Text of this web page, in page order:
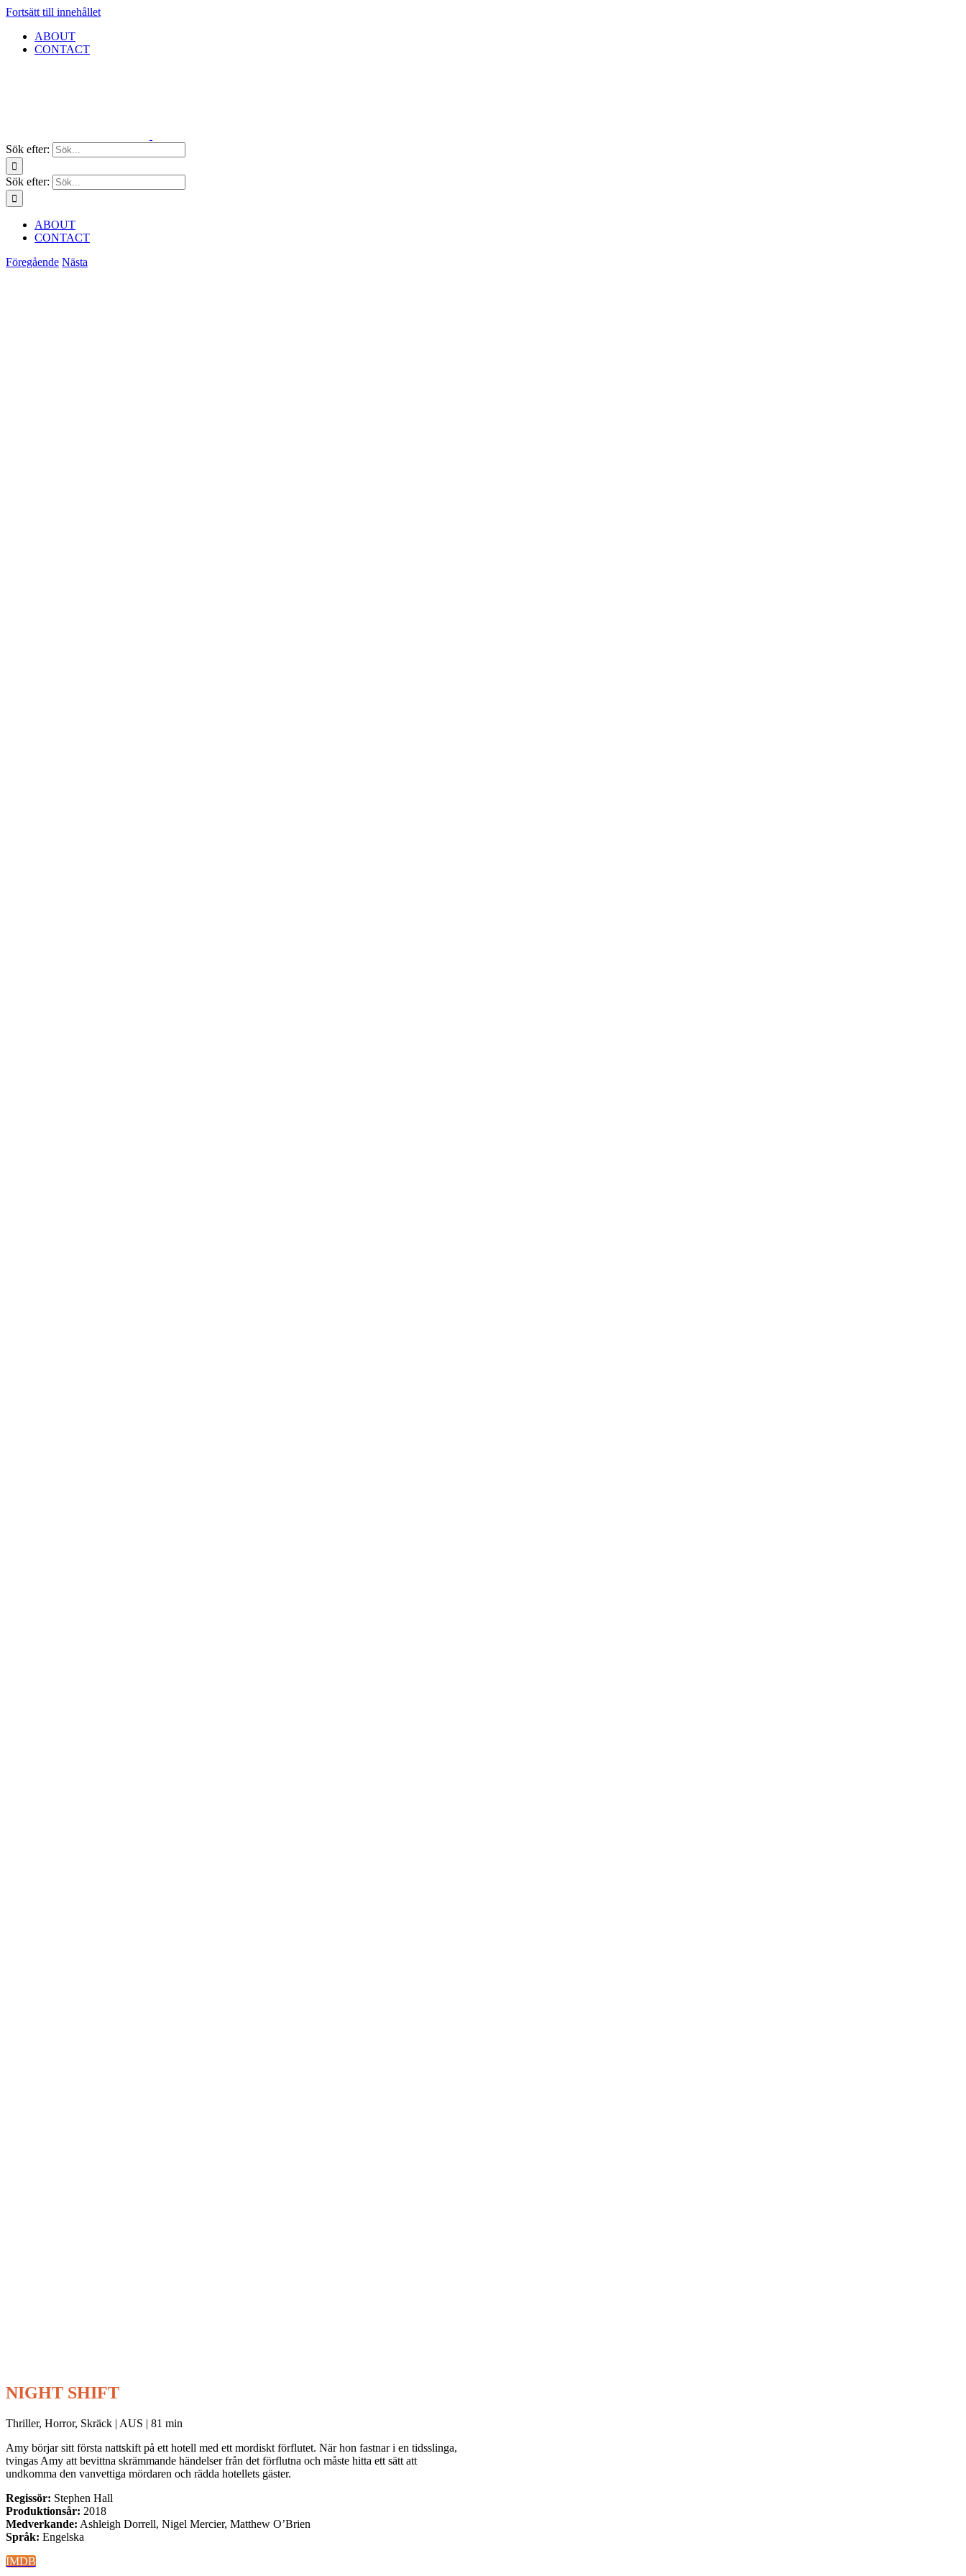
Fortsätt till innehållet
ABOUT
CONTACT
Sök efter:
Sök efter:
ABOUT
CONTACT
Föregående Nästa
NIGHT SHIFT
Thriller, Horror, Skräck | AUS | 81 min
Amy börjar sitt första nattskift på ett hotell med ett mordiskt förflutet. När hon fastnar i en tidsslinga,
tvingas Amy att bevittna skrämmande händelser från det förflutna och måste hitta ett sätt att
undkomma den vanvettiga mördaren och rädda hotellets gäster.
Regissör: Stephen Hall
Produktionsår: 2018
Medverkande: Ashleigh Dorrell, Nigel Mercier, Matthew O’Brien
Språk: Engelska
IMDB